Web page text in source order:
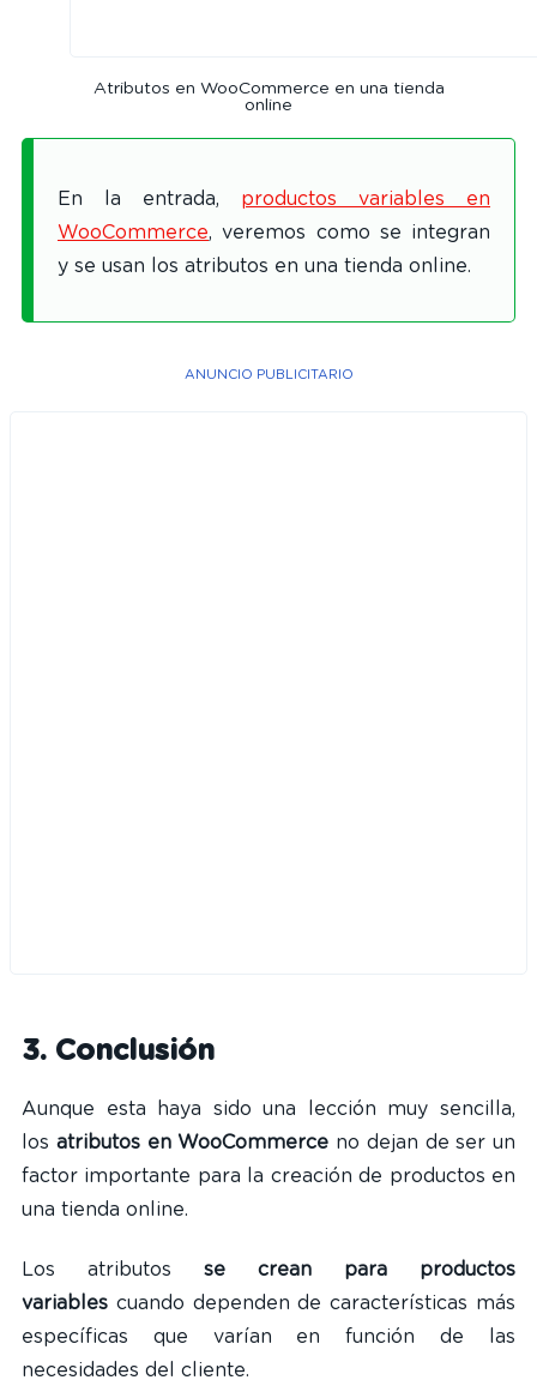
Atributos en WooCommerce en una tienda
online
En la entrada, productos variables en
WooCommerce, veremos como se integran
y se usan los atributos en una tienda online.
ANUNCIO PUBLICITARIO
3. Conclusión
Aunque esta haya sido una lección muy sencilla,
los atributos en WooCommerce no dejan de ser un
factor importante para la creación de productos en
una tienda online.
Los atributos se crean para productos
variables cuando dependen de características más
específicas que varían en función de las
necesidades del cliente.